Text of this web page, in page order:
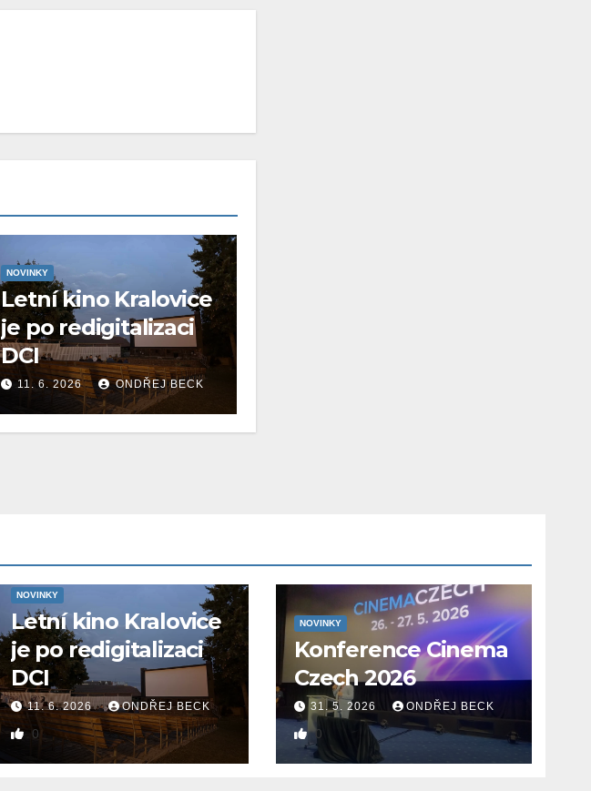
NOVINKY
Letní kino Kralovice
je po redigitalizaci
DCI
11. 6. 2026 ONDŘEJ BECK
NOVINKY
Letní kino Kralovice
je po redigitalizaci
DCI
11. 6. 2026 ONDŘEJ BECK
0
NOVINKY
Konference Cinema
Czech 2026
31. 5. 2026 ONDŘEJ BECK
0